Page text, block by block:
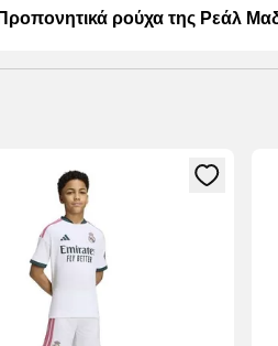
Προπονητικά ρούχα της Ρεάλ
μέλος
Modal για να συνδεθείτε ή να